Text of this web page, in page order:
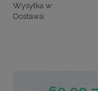
Wysyłka w:
Dostawa:
Cena nie